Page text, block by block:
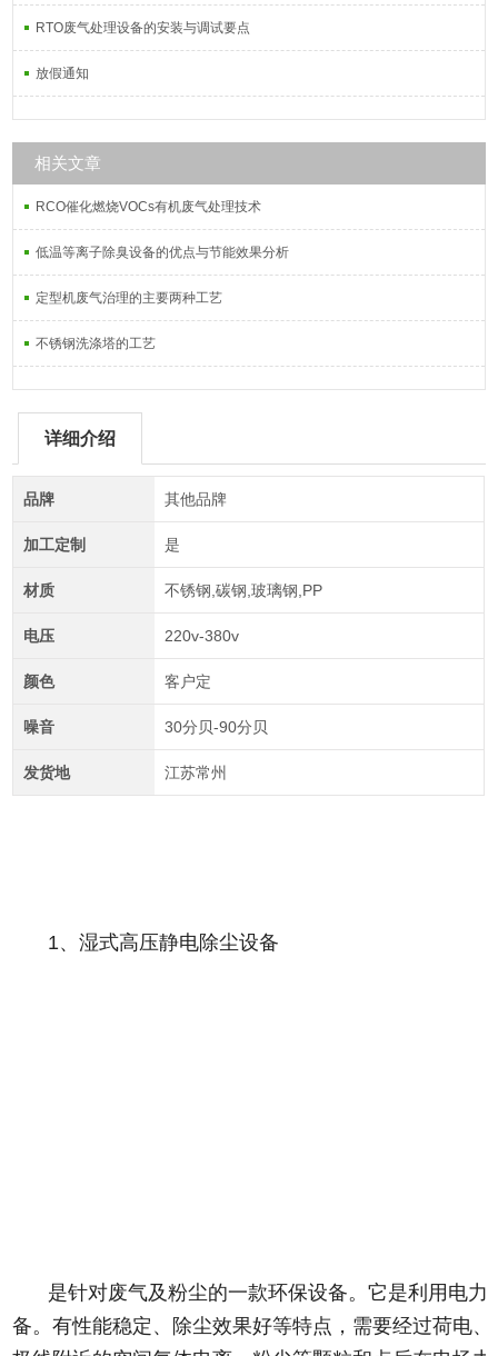
湿式电除尘器是用电除尘的方法分离气体中的气溶胶和悬浮尘粒。
RTO废气处理设备的安装与调试要点
放假通知
相关文章
RCO催化燃烧VOCs有机废气处理技术
低温等离子除臭设备的优点与节能效果分析
定型机废气治理的主要两种工艺
不锈钢洗涤塔的工艺
详细介绍
品牌 其他品牌
加工定制 是
材质 不锈钢,碳钢,玻璃钢,PP
电压 220v-380v
颜色 客户定
噪音 30分贝-90分贝
发货地 江苏常州
1、湿式高压静电除尘设备
是针对废气及粉尘的一款环保设备。它是利用电
备。有性能稳定、除尘效果好等特点，需要经过荷电